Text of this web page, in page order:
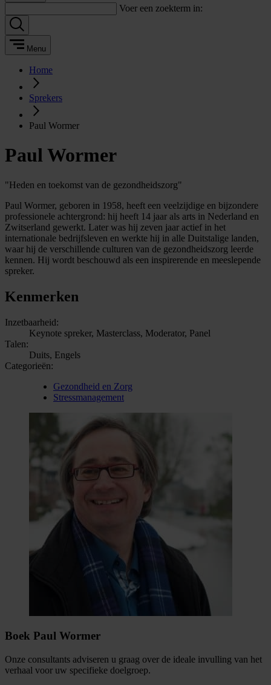
Voer een zoekterm in:
Menu
Home
Sprekers
Paul Wormer
Paul Wormer
"Heden en toekomst van de gezondheidszorg"
Paul Wormer, geboren in 1958, heeft een veelzijdige en bijzondere
professionele achtergrond: hij heeft 14 jaar als arts in Nederland en
Zwitserland gewerkt. Later was hij zeven jaar actief in het
internationale bedrijfsleven en werkte hij in alle Duitstalige landen,
waar hij de verschillende culturen van de gezondheidszorg leerde
kennen. Hij wordt beschouwd als een inspirerende en meeslepende
spreker.
Kenmerken
Inzetbaarheid:
Keynote spreker, Masterclass, Moderator, Panel
Talen:
Duits, Engels
Categorieën:
Gezondheid en Zorg
Stressmanagement
Boek Paul Wormer
Onze consultants adviseren u graag over de ideale invulling van het
verhaal voor uw specifieke doelgroep.